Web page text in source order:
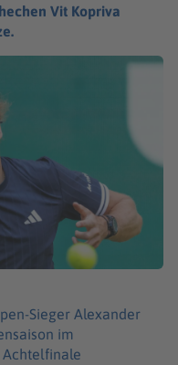
Vit Kopriva
Sieger Alexander
im